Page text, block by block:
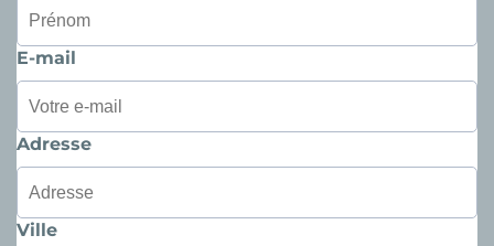
E-mail
Adresse
Ville